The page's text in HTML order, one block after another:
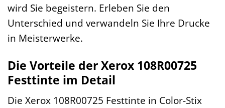
wird Sie begeistern. Erleben Sie den
Unterschied und verwandeln Sie Ihre Drucke
in Meisterwerke.
Die Vorteile der Xerox 108R00725
Festtinte im Detail
Die Xerox 108R00725 Festtinte in Color-Stix